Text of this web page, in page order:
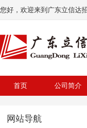
您好，欢迎来到广东立信达
首页 公司简介
网站导航